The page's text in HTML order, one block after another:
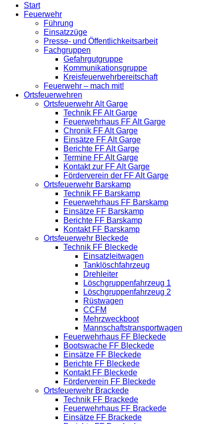
Start
Feuerwehr
Führung
Einsatzzüge
Presse- und Öffentlichkeitsarbeit
Fachgruppen
Gefahrgutgruppe
Kommunikationsgruppe
Kreisfeuerwehrbereitschaft
Feuerwehr – mach mit!
Ortsfeuerwehren
Ortsfeuerwehr Alt Garge
Technik FF Alt Garge
Feuerwehrhaus FF Alt Garge
Chronik FF Alt Garge
Einsätze FF Alt Garge
Berichte FF Alt Garge
Termine FF Alt Garge
Kontakt zur FF Alt Garge
Förderverein der FF Alt Garge
Ortsfeuerwehr Barskamp
Technik FF Barskamp
Feuerwehrhaus FF Barskamp
Einsätze FF Barskamp
Berichte FF Barskamp
Kontakt FF Barskamp
Ortsfeuerwehr Bleckede
Technik FF Bleckede
Einsatzleitwagen
Tanklöschfahrzeug
Drehleiter
Löschgruppenfahrzeug 1
Löschgruppenfahrzeug 2
Rüstwagen
CCFM
Mehrzweckboot
Mannschaftstransportwagen
Feuerwehrhaus FF Bleckede
Bootswache FF Bleckede
Einsätze FF Bleckede
Berichte FF Bleckede
Kontakt FF Bleckede
Förderverein FF Bleckede
Ortsfeuerwehr Brackede
Technik FF Brackede
Feuerwehrhaus FF Brackede
Einsätze FF Brackede